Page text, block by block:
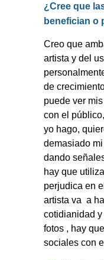
¿Cree que
benefician o
Creo que
artista y del
de
puede ver
con el
yo hago,
demasiado
dando
hay que
perjudica en
artista va a
cotidianidad
fotos , hay
sociales con